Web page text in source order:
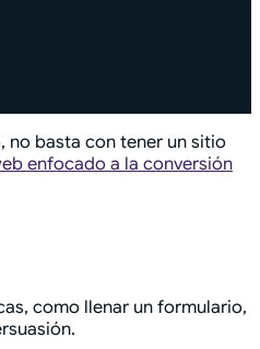
no basta con tener un sitio
enfocado a la conversión
como llenar un formulario,